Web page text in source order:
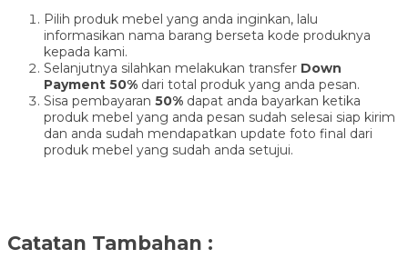
Pilih produk mebel yang anda inginkan, lalu
informasikan nama barang berseta kode produknya
kepada kami.
Selanjutnya silahkan melakukan transfer Down
Payment 50% dari total produk yang anda pesan.
Sisa pembayaran 50% dapat anda bayarkan ketika
produk mebel yang anda pesan sudah selesai siap kirim
dan anda sudah mendapatkan update foto final dari
produk mebel yang sudah anda setujui.
Catatan Tambahan :